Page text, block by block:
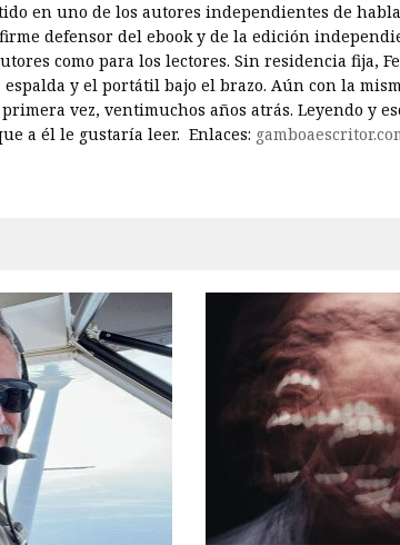
en uno de los autores independientes de
defensor del ebook y de la edición
como para los lectores. Sin residencia fija,
y el portátil bajo el brazo. Aún con la
vez, ventimuchos años atrás. Leyendo y
a él le gustaría leer. Enlaces: